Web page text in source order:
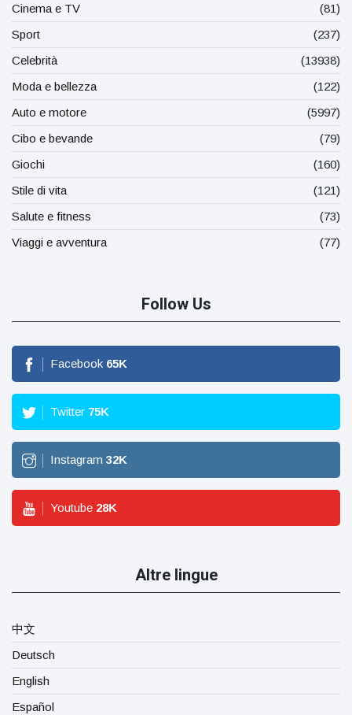
Cinema e TV
(81)
Sport
(237)
Celebrità
(13938)
Moda e bellezza
(122)
Auto e motore
(5997)
Cibo e bevande
(79)
Giochi
(160)
Stile di vita
(121)
Salute e fitness
(73)
Viaggi e avventura
(77)
Follow Us
Facebook 65K
Twitter 75K
Instagram 32K
Youtube 28K
Altre lingue
中文
Deutsch
English
Español